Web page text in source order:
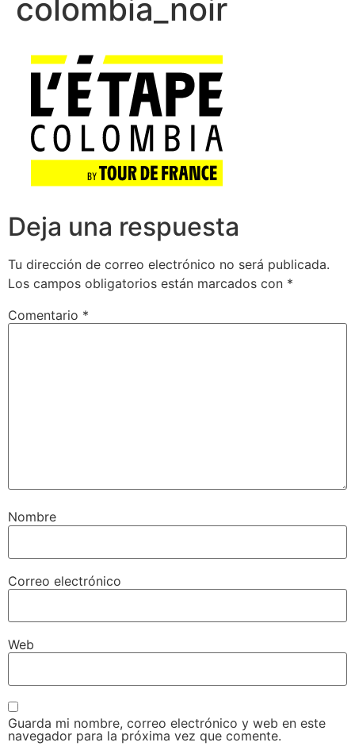
colombia_noir
Deja una respuesta
Tu dirección de correo electrónico no será publicada.
Los campos obligatorios están marcados con *
Comentario *
Nombre
Correo electrónico
Web
Guarda mi nombre, correo electrónico y web en este
navegador para la próxima vez que comente.